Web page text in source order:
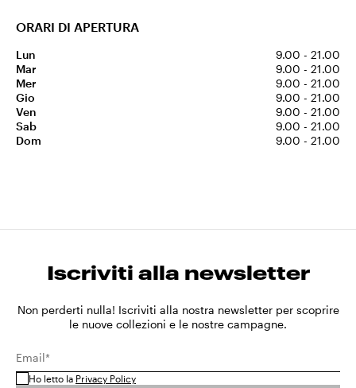
ORARI DI APERTURA
Lun
9.00 - 21.00
Mar
9.00 - 21.00
Mer
9.00 - 21.00
Gio
9.00 - 21.00
Ven
9.00 - 21.00
Sab
9.00 - 21.00
Dom
9.00 - 21.00
Iscriviti alla newsletter
Non perderti nulla! Iscriviti alla nostra newsletter per scoprire
le nuove collezioni e le nostre campagne.
Email*
Ho letto la Privacy Policy